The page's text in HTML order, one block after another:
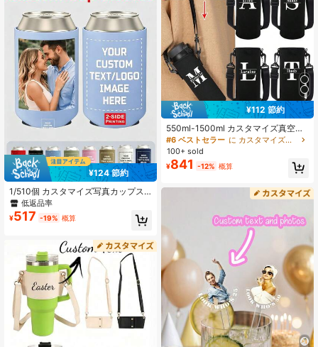
¥124 節約
1/510個 カスタマイズ写真カップス
リーブ、パーソナライズネオプレン
飲料缶クーラー、両面印刷、2サイズ
12オンス缶対応、8色展開、母の日、
最適、断熱ビール缶スリーブ、かわ
いいユニークなパーティーギフト
低返品率
¥517 -19% 概算
¥112 節約
550ml-1500ml カスタマイズ真空カ
ップスリーブ クロスボディバッグ 名
入れ A to Z ローズゴールドパターン
ポータブル ウォーターボトルケース
ストラップ付き 耐熱 パーソナルテー
グ ショルダーバッグ カップポーチ
真空ガラスカップセット アウトドア
ュ、多機能、装飾的、再利用可能、
洗練された、スタイリッシュ、高品
質、カラフル、モダン、カスタム、
パーソナライズ、ユニーク、彼に最
適な贈り物、彼女に最適な贈り物、
彼氏、父、彼女、母、家族、友人、
ティールーム、ホーム、ガーデン、
オフィス、記念日、バレンタインデ
ー、母の日、誕生日、父の日、卒
業、結婚式、新築祝い、カスタマイ
ズ可能なウォーターボトル&カップア
クセサリー、ホームリフレッシュ
#6 ベストセラー
に カスタマイズされたウォーターボトルとカップのアクセサリー
100+ sold
¥841 -12% 概算